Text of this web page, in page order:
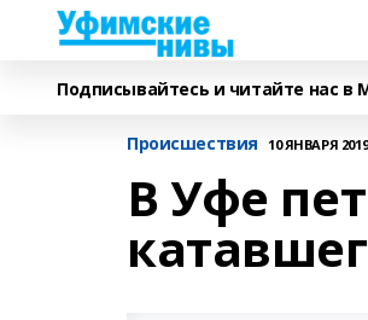
Подписывайтесь и читайте нас в
Происшествия 10 ЯНВАРЯ
В Уфе